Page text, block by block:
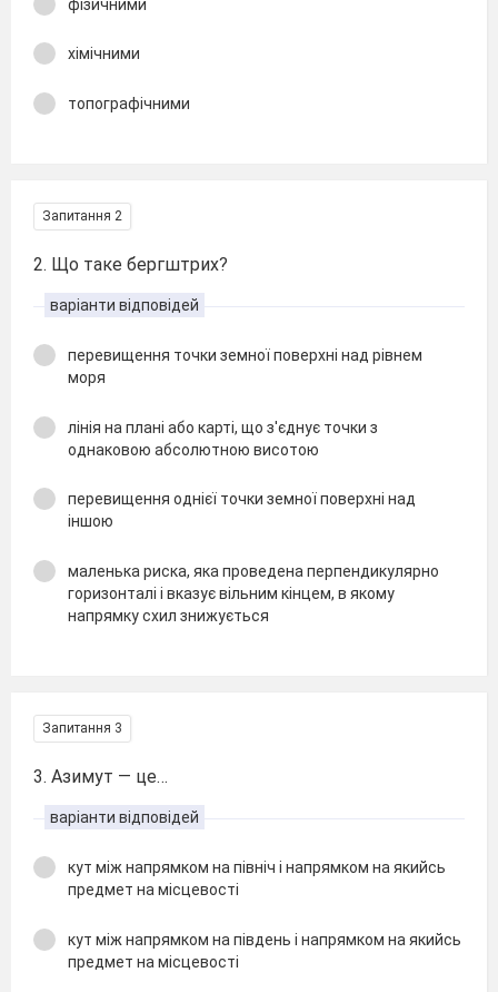
фізичними
хімічними
топографічними
Запитання 2
2. Що таке бергштрих?
варіанти відповідей
перевищення точки земної поверхні над рівнем
моря
лінія на плані або карті, що з'єднує точки з
однаковою абсолютною висотою
перевищення однієї точки земної поверхні над
іншою
маленька риска, яка проведена перпендикулярно
горизонталі і вказує вільним кінцем, в якому
напрямку схил знижується
Запитання 3
3. Азимут — це…
варіанти відповідей
кут між напрямком на північ і напрямком на якийсь
предмет на місцевості
кут між напрямком на південь і напрямком на якийсь
предмет на місцевості